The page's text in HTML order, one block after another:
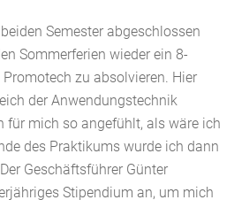
Semester abgeschlossen
Sommerferien wieder ein 8-
zu absolvieren. Hier
der Anwendungstechnik
für mich so angefühlt, als wäre ich
des Praktikums wurde ich dann
Geschäftsführer Günter
Stipendium an, um mich